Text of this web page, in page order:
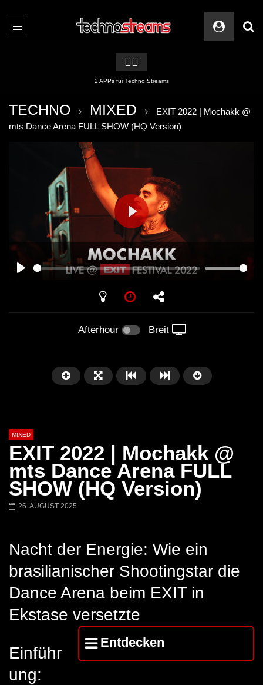
🏳️‍🌈
2 APPs für Techno Streams
TECHNO MIXED
EXIT 2022 | Mochakk @
mts Dance Arena FULL SHOW (HQ Version)
PLAY
Afterhour Breit
Später
LUCA DEA
MIXED
EXIT 2022 | Mochakk @
mts Dance Arena FULL
SHOW (HQ Version)
26. AUGUST 2025
Nacht der Energie: Wie ein
brasilianischer Shootingstar die
Dance Arena beim EXIT in
Ekstase versetzte
Entdecken
Einführ
ung: